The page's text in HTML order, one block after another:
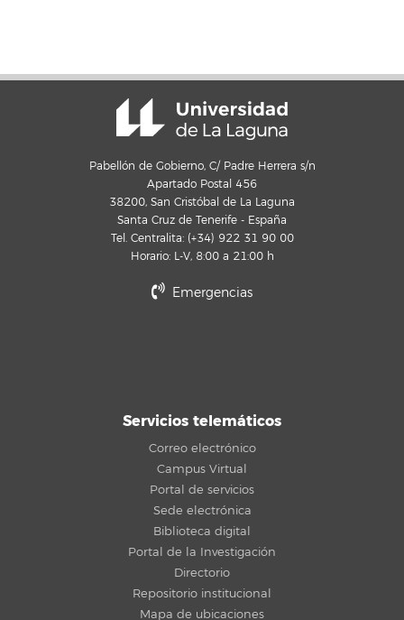
Pabellón de Gobierno, C/ Padre Herrera s/n
Apartado Postal 456
38200, San Cristóbal de La Laguna
Santa Cruz de Tenerife - España
Tel. Centralita: (+34) 922 31 90 00
Horario: L-V, 8:00 a 21:00 h
Emergencias
Servicios telemáticos
Correo electrónico
Campus Virtual
Portal de servicios
Sede electrónica
Biblioteca digital
Portal de la Investigación
Directorio
Repositorio institucional
Mapa de ubicaciones